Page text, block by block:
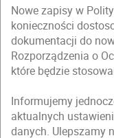
Nowe zapisy w
konieczności
dokumentacji do
Rozporządzenia o
które będzie
Informujemy
aktualnych
danych. Ulepszamy